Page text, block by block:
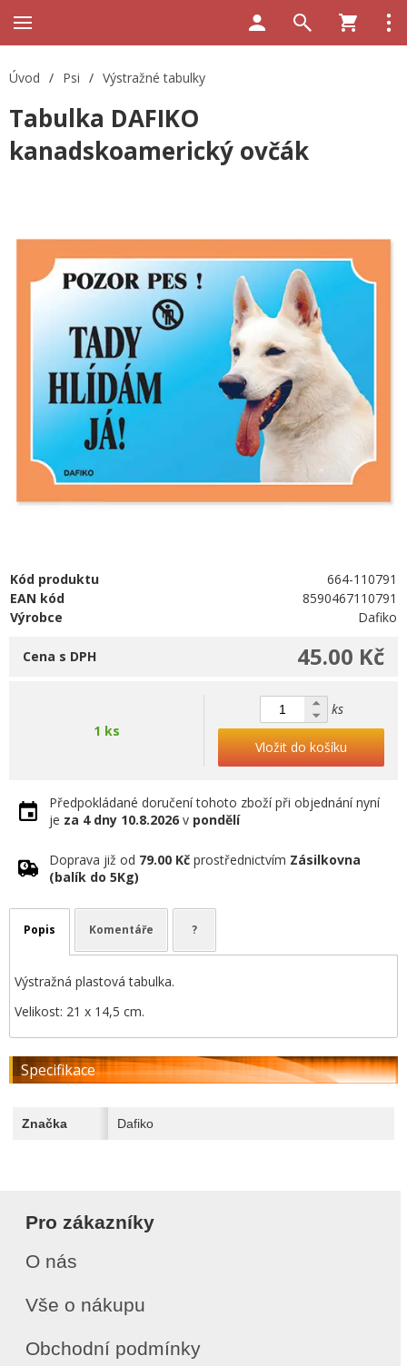
Úvod / Psi / Výstražné tabulky
Tabulka DAFIKO
kanadskoamerický ovčák
Kód produktu
664-110791
EAN kód
8590467110791
Výrobce
Dafiko
45.00 Kč
Cena s DPH
1 ks
ks
Vložit do košíku
Předpokládané doručení tohoto zboží při objednání nyní
je za 4 dny 10.8.2026 v pondělí
Doprava již od 79.00 Kč prostřednictvím Zásilkovna
(balík do 5Kg)
Popis Komentáře ?
Výstražná plastová tabulka.
Velikost: 21 x 14,5 cm.
Specifikace
Značka Dafiko
Pro zákazníky
O nás
Vše o nákupu
Obchodní podmínky